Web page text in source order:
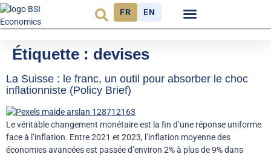
FR EN
Étiquette : devises
La Suisse : le franc, un outil pour absorber le choc
inflationniste (Policy Brief)
Le véritable changement monétaire est la fin d’une réponse uniforme
face à l’inflation. Entre 2021 et 2023, l’inflation moyenne des
économies avancées est passée d’environ 2% à plus de 9% dans